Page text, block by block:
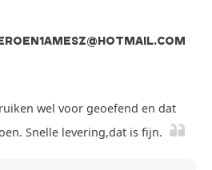
wel voor geoefend en dat
Snelle levering,dat is fijn.